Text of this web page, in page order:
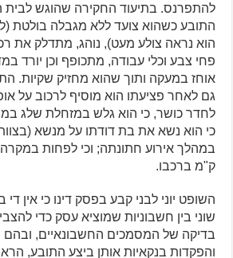
להתפרנס. בתיעוד החקירה שהוגש
התובע כשהוא צועד ללא מגבלה בולטת
הוא נראה צולע מעט), נוהג, מתדלק את
פחי צבע וכלי עבודה, מתכופף וכן יורד
אוחז במעקה ותוך שהוא מחזיק שקיות.
גם לאחר פציעתו הוא מוסיף לרכוב על
לחדר כושר, כי הוא גלש במזחלת שלג
כי הוא נשא את בת דודתו על מנשא
במהלך אירוע חתונתה; וכי לפחות
ק"מ ברכבו.
השופט יוני לבני קבע בפסק דינו כי אין
שוני בין חשבוניות שמוציא עסק כדי
בדיקה של המסמכים החשבונאיים, ובהם
והפקדות בנקאיות אותן ביצע התובע,